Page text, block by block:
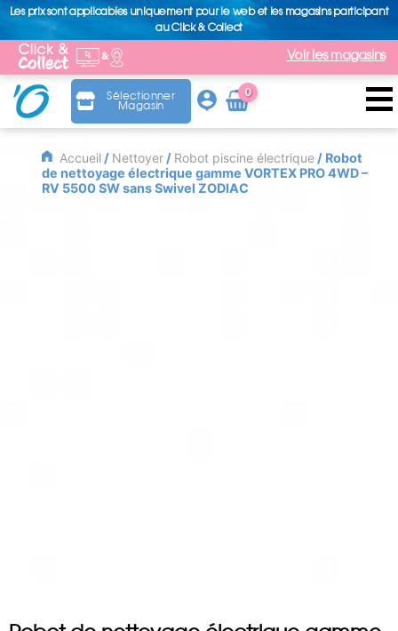
Les prix sont applicables uniquement pour le web et les magasins participant
au Click & Collect
Voir les magasins
Sélectionner
Magasin
0
Arti
cle
Accueil/ Nettoyer/ Robot piscine électrique/ Robot
de nettoyage électrique gamme VORTEX PRO 4WD –
RV 5500 SW sans Swivel ZODIAC